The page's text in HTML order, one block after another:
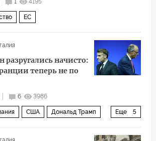
1 4195
ЕС
начисто:
теперь не по
6 3986
Еще 5
США Дональд Трамп